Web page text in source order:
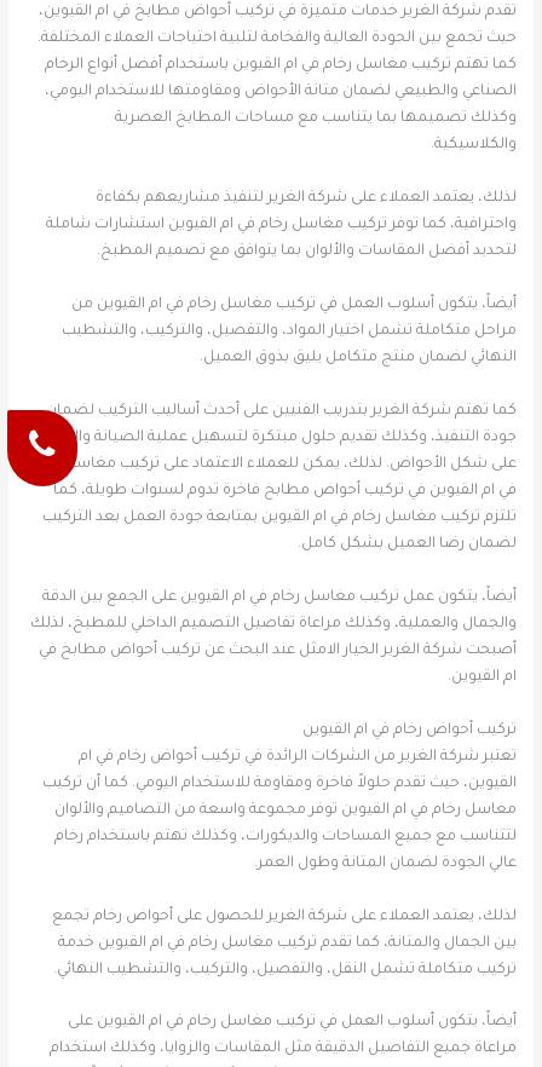
تقدم شركة الغرير خدمات متميزة في تركيب أحواض مطابخ في ام القيوين،
حيث تجمع بين الجودة العالية والفخامة لتلبية احتياجات العملاء المختلفة.
كما تهتم تركيب مغاسل رخام في ام القيوين باستخدام أفضل أنواع الرخام
الصناعي والطبيعي لضمان متانة الأحواض ومقاومتها للاستخدام اليومي،
وكذلك تصميمها بما يتناسب مع مساحات المطابخ العصرية
والكلاسيكية.
لذلك، يعتمد العملاء على شركة الغرير لتنفيذ مشاريعهم بكفاءة
واحترافية، كما توفر تركيب مغاسل رخام في ام القيوين استشارات شاملة
لتحديد أفضل المقاسات والألوان بما يتوافق مع تصميم المطبخ.
أيضاً، يتكون أسلوب العمل في تركيب مغاسل رخام في ام القيوين من
مراحل متكاملة تشمل اختيار المواد، والتفصيل، والتركيب، والتشطيب
النهائي لضمان منتج متكامل يليق بذوق العميل.
كما تهتم شركة الغرير بتدريب الفنيين على أحدث أساليب التركيب لضمان
جودة التنفيذ، وكذلك تقديم حلول مبتكرة لتسهيل عملية الصيانة والحفاظ
على شكل الأحواض. لذلك، يمكن للعملاء الاعتماد على تركيب مغاسل رخام
في ام القيوين في تركيب أحواض مطابخ فاخرة تدوم لسنوات طويلة، كما
تلتزم تركيب مغاسل رخام في ام القيوين بمتابعة جودة العمل بعد التركيب
لضمان رضا العميل بشكل كامل.
أيضاً، يتكون عمل تركيب مغاسل رخام في ام القيوين على الجمع بين الدقة
والجمال والعملية، وكذلك مراعاة تفاصيل التصميم الداخلي للمطبخ، لذلك
أصبحت شركة الغرير الخيار الامثل عند البحث عن تركيب أحواض مطابخ في
ام القيوين.
تركيب أحواض رخام في ام القيوين
تعتبر شركة الغرير من الشركات الرائدة في تركيب أحواض رخام في ام
القيوين، حيث تقدم حلولاً فاخرة ومقاومة للاستخدام اليومي. كما أن تركيب
مغاسل رخام في ام القيوين توفر مجموعة واسعة من التصاميم والألوان
لتتناسب مع جميع المساحات والديكورات، وكذلك تهتم باستخدام رخام
عالي الجودة لضمان المتانة وطول العمر.
لذلك، يعتمد العملاء على شركة الغرير للحصول على أحواض رخام تجمع
بين الجمال والمتانة، كما تقدم تركيب مغاسل رخام في ام القيوين خدمة
تركيب متكاملة تشمل النقل، والتفصيل، والتركيب، والتشطيب النهائي.
أيضاً، يتكون أسلوب العمل في تركيب مغاسل رخام في ام القيوين على
مراعاة جميع التفاصيل الدقيقة مثل المقاسات والزوايا، وكذلك استخدام